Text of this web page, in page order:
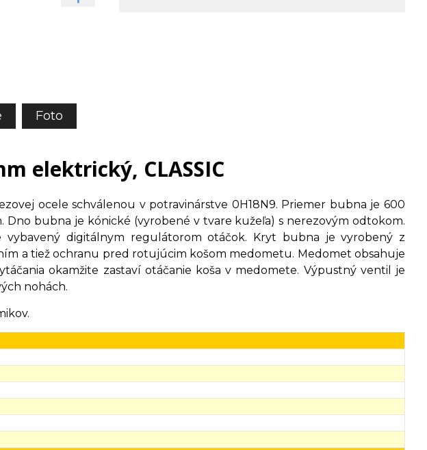
Foto
elektrický, CLASSIC
ocele schválenou v potravinárstve 0H18N9. Priemer bubna je 600
bubna je kónické (vyrobené v tvare kužeľa) s nerezovým odtokom.
digitálnym regulátorom otáčok. Kryt bubna je vyrobený z
a tiež ochranu pred rotujúcim košom medometu. Medomet obsahuje
okamžite zastaví otáčanie koša v medomete. Výpustný ventil je
nohách.